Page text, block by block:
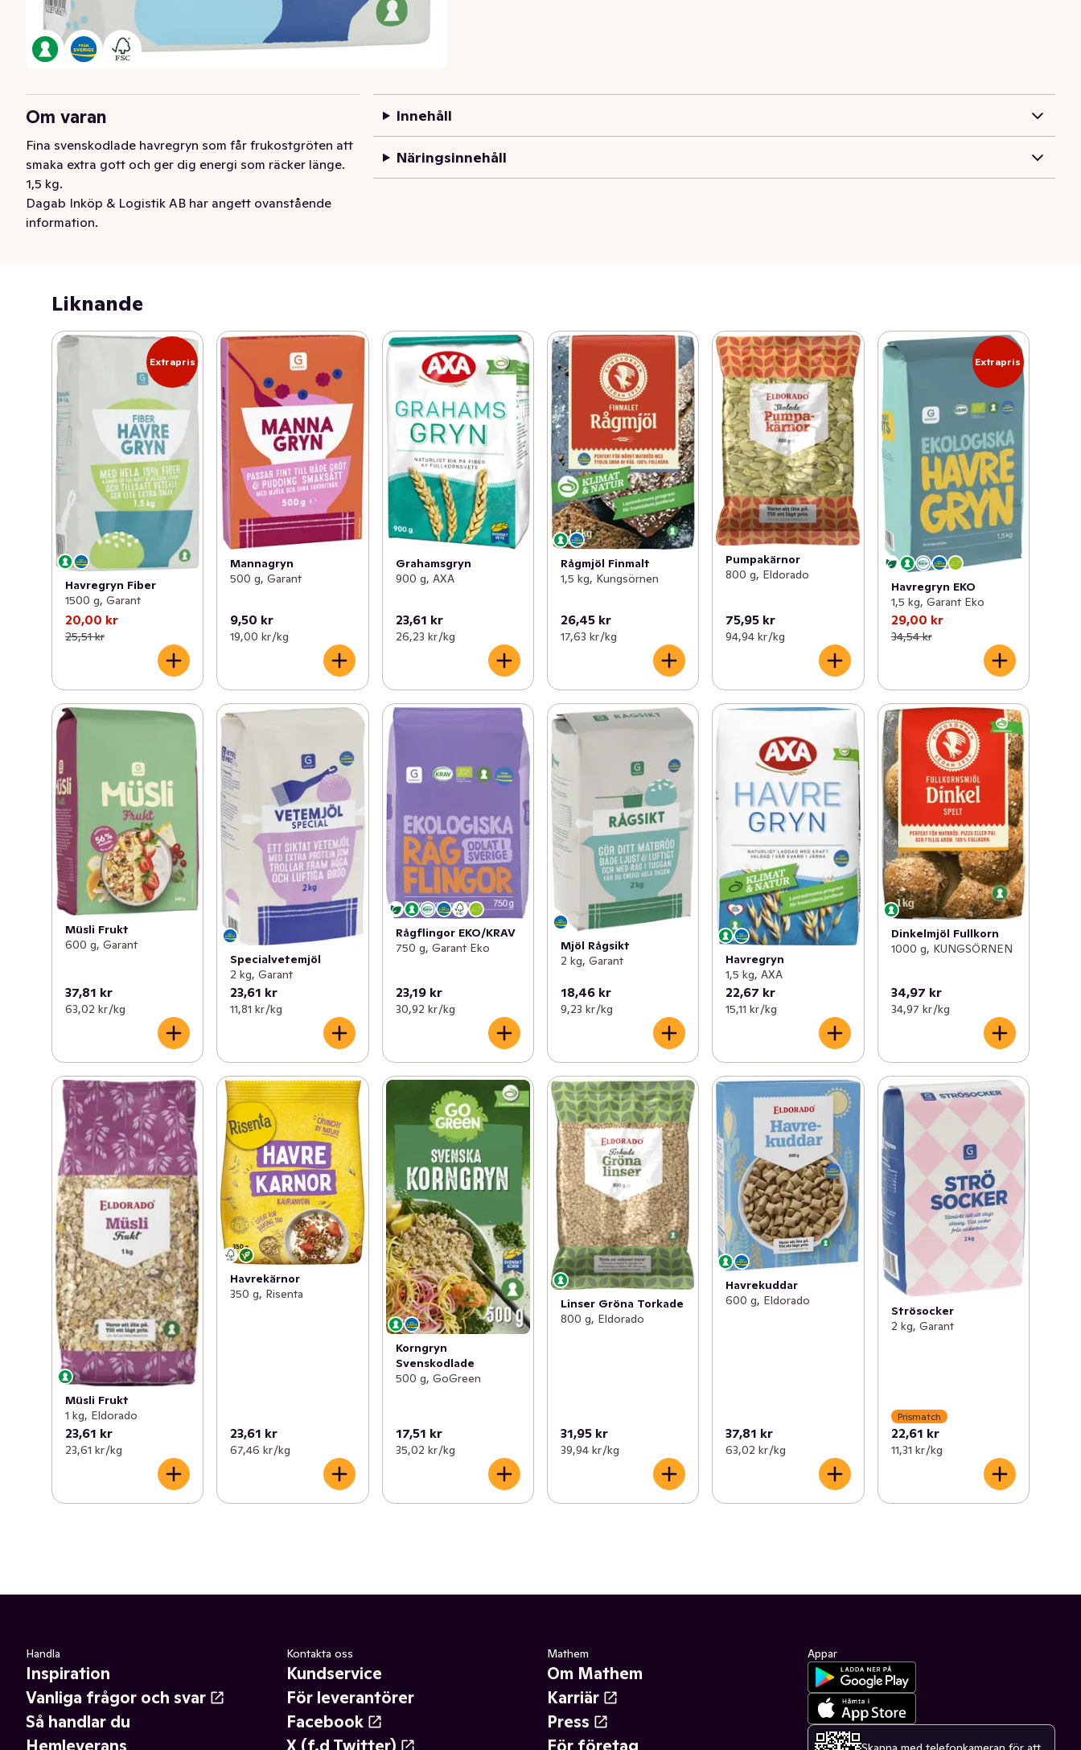
Om varan
Fina svenskodlade havregryn som får frukostgröten att
smaka extra gott och ger dig energi som räcker länge.
1,5 kg.
Dagab Inköp & Logistik AB har angett ovanstående
information.
Innehåll
Näringsinnehåll
Liknande
Extrapris
Havregryn Fiber
1500 g, Garant
20,00 kr
25,51 kr
Mannagryn
500 g, Garant
9,50 kr
19,00 kr /kg
Grahamsgryn
900 g, AXA
23,61 kr
26,23 kr /kg
Rågmjöl Finmalt
1,5 kg, Kungsörnen
26,45 kr
17,63 kr /kg
Pumpakärnor
800 g, Eldorado
75,95 kr
94,94 kr /kg
Extrapris
Havregryn EKO
1,5 kg, Garant Eko
29,00 kr
34,54 kr
Müsli Frukt
600 g, Garant
37,81 kr
63,02 kr /kg
Specialvetemjöl
2 kg, Garant
23,61 kr
11,81 kr /kg
Rågflingor EKO/KRAV
750 g, Garant Eko
23,19 kr
30,92 kr /kg
Mjöl Rågsikt
2 kg, Garant
18,46 kr
9,23 kr /kg
Havregryn
1,5 kg, AXA
22,67 kr
15,11 kr /kg
Dinkelmjöl Fullkorn
1000 g, KUNGSÖRNEN
34,97 kr
34,97 kr /kg
Müsli Frukt
1 kg, Eldorado
23,61 kr
23,61 kr /kg
Havrekärnor
350 g, Risenta
23,61 kr
67,46 kr /kg
Korngryn
Svenskodlade
500 g, GoGreen
17,51 kr
35,02 kr /kg
Linser Gröna Torkade
800 g, Eldorado
31,95 kr
39,94 kr /kg
Havrekuddar
600 g, Eldorado
37,81 kr
63,02 kr /kg
Strösocker
2 kg, Garant
Prismatch
22,61 kr
11,31 kr /kg
Handla
Inspiration
Vanliga frågor och svar
Så handlar du
Kontakta oss
Kundservice
För leverantörer
Facebook
Mathem
Om Mathem
Karriär
Press
Appar